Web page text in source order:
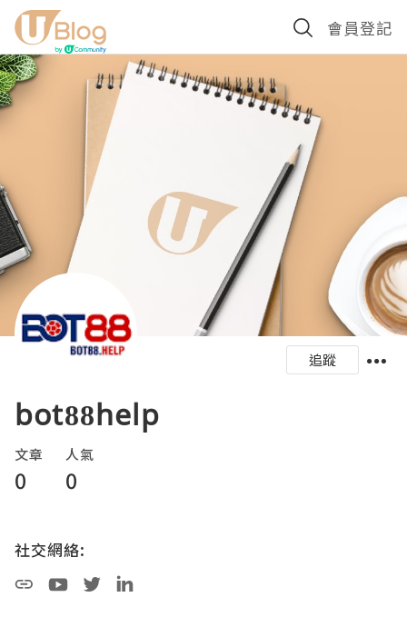
會員登記
追蹤
bot88help
文章
0
人氣
0
社交網絡: